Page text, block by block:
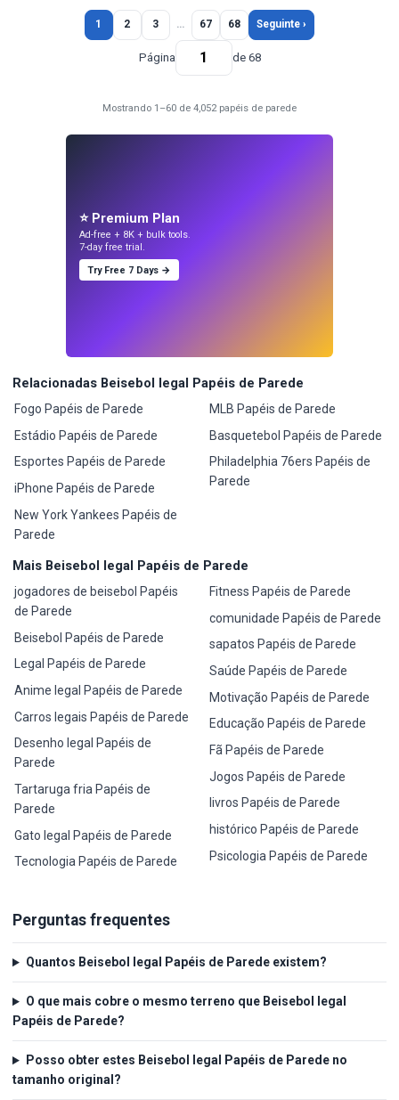
1 2 3 … 67 68 Seguinte ›
Página de 68
Mostrando 1–60 de 4,052 papéis de parede
⭐ Premium Plan
Ad-free + 8K + bulk tools.
7-day free trial.
Try Free 7 Days →
Relacionadas Beisebol legal Papéis de Parede
Fogo Papéis de Parede
Estádio Papéis de Parede
Esportes Papéis de Parede
iPhone Papéis de Parede
New York Yankees Papéis de
Parede
MLB Papéis de Parede
Basquetebol Papéis de Parede
Philadelphia 76ers Papéis de
Parede
Mais Beisebol legal Papéis de Parede
jogadores de beisebol Papéis
de Parede
Beisebol Papéis de Parede
Legal Papéis de Parede
Anime legal Papéis de Parede
Carros legais Papéis de Parede
Desenho legal Papéis de
Parede
Tartaruga fria Papéis de
Parede
Gato legal Papéis de Parede
Tecnologia Papéis de Parede
Fitness Papéis de Parede
comunidade Papéis de Parede
sapatos Papéis de Parede
Saúde Papéis de Parede
Motivação Papéis de Parede
Educação Papéis de Parede
Fã Papéis de Parede
Jogos Papéis de Parede
livros Papéis de Parede
histórico Papéis de Parede
Psicologia Papéis de Parede
Perguntas frequentes
Quantos Beisebol legal Papéis de Parede existem?
O que mais cobre o mesmo terreno que Beisebol legal
Papéis de Parede?
Posso obter estes Beisebol legal Papéis de Parede no
tamanho original?